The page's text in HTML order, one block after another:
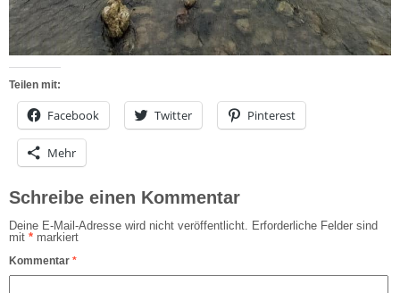
Teilen mit:
Facebook Twitter Pinterest
Mehr
Schreibe einen Kommentar
Deine E-Mail-Adresse wird nicht veröffentlicht. Erforderliche Felder sind
mit * markiert
Kommentar *